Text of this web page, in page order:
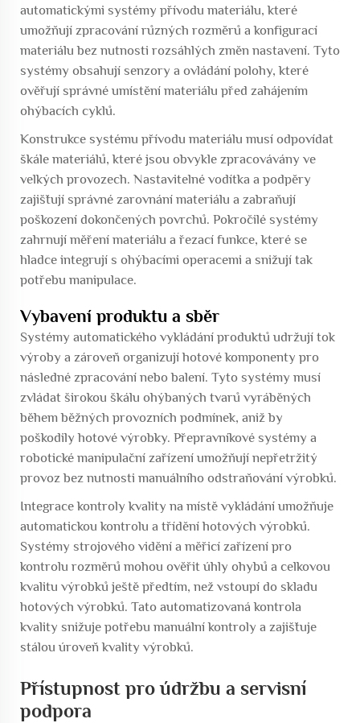
automatickými systémy přívodu materiálu, které
umožňují zpracování různých rozměrů a konfigurací
materiálu bez nutnosti rozsáhlých změn nastavení. Tyto
systémy obsahují senzory a ovládání polohy, které
ověřují správné umístění materiálu před zahájením
ohýbacích cyklů.
Konstrukce systému přívodu materiálu musí odpovídat
škále materiálů, které jsou obvykle zpracovávány ve
velkých provozech. Nastavitelné vodítka a podpěry
zajišťují správné zarovnání materiálu a zabraňují
poškození dokončených povrchů. Pokročilé systémy
zahrnují měření materiálu a řezací funkce, které se
hladce integrují s ohýbacími operacemi a snižují tak
potřebu manipulace.
Vybavení produktu a sběr
Systémy automatického vykládání produktů udržují tok
výroby a zároveň organizují hotové komponenty pro
následné zpracování nebo balení. Tyto systémy musí
zvládat širokou škálu ohýbaných tvarů vyráběných
během běžných provozních podmínek, aniž by
poškodily hotové výrobky. Přepravníkové systémy a
robotické manipulační zařízení umožňují nepřetržitý
provoz bez nutnosti manuálního odstraňování výrobků.
Integrace kontroly kvality na místě vykládání umožňuje
automatickou kontrolu a třídění hotových výrobků.
Systémy strojového vidění a měřicí zařízení pro
kontrolu rozměrů mohou ověřit úhly ohybů a celkovou
kvalitu výrobků ještě předtím, než vstoupí do skladu
hotových výrobků. Tato automatizovaná kontrola
kvality snižuje potřebu manuální kontroly a zajišťuje
stálou úroveň kvality výrobků.
Přístupnost pro údržbu a servisní
podpora